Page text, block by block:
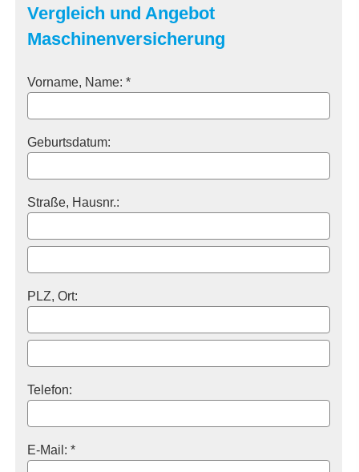
Vergleich und Angebot
Maschinenversicherung
Vorname, Name: *
Geburts­datum:
Straße, Hausnr.:
PLZ, Ort:
Telefon:
E-Mail: *